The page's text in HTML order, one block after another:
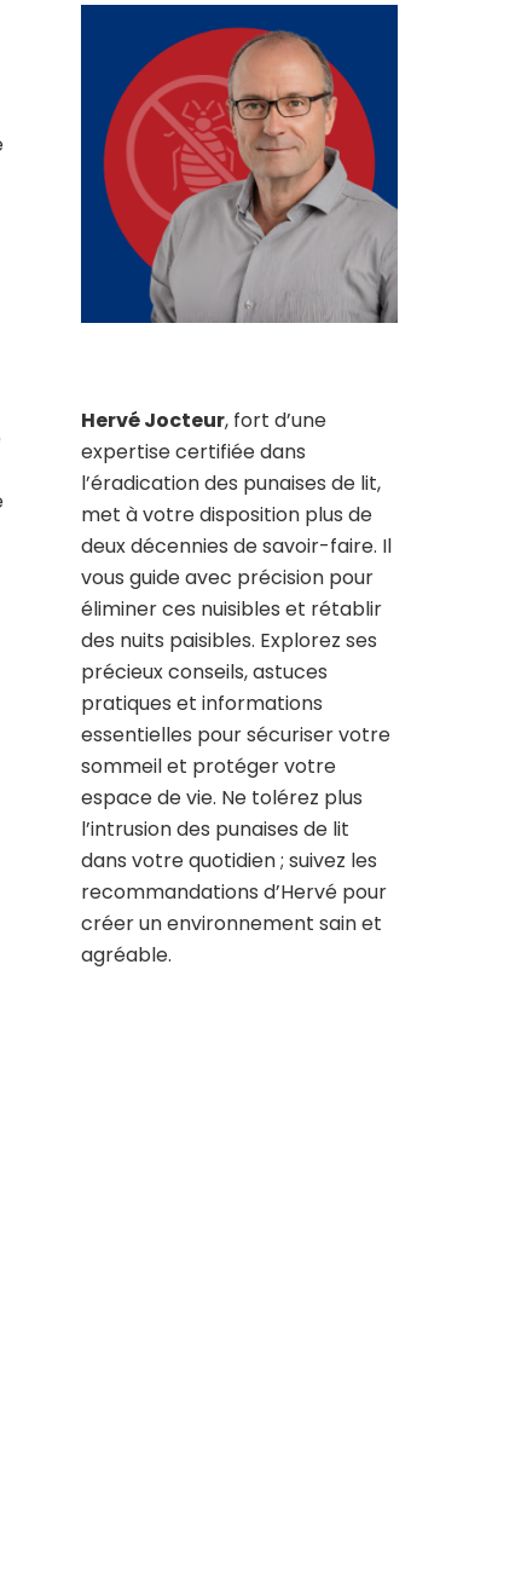
Hervé Jocteur, fort d’une
expertise certifiée dans
l’éradication des punaises de lit,
met à votre disposition plus de
deux décennies de savoir-faire. Il
vous guide avec précision pour
éliminer ces nuisibles et rétablir
des nuits paisibles. Explorez ses
précieux conseils, astuces
pratiques et informations
essentielles pour sécuriser votre
sommeil et protéger votre
espace de vie. Ne tolérez plus
l’intrusion des punaises de lit
dans votre quotidien ; suivez les
recommandations d’Hervé pour
créer un environnement sain et
agréable.